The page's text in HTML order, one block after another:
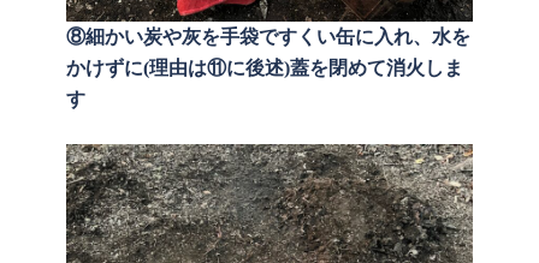
⑧細かい炭や灰を手袋ですくい缶に入れ、水を
かけずに(理由は⑪に後述)蓋を閉めて消火しま
す